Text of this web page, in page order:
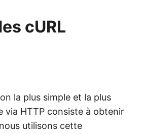
cURL
la plus simple et la plus
via HTTP consiste à obtenir
utilisons cette